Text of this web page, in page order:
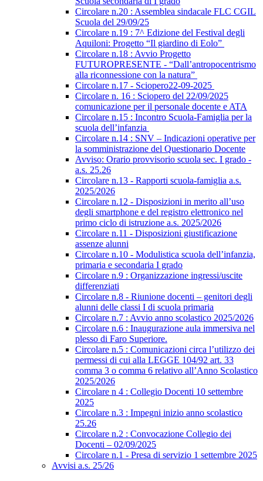
Circolare n.20 : Assemblea sindacale FLC CGIL
Scuola del 29/09/25
Circolare n.19 : 7^ Edizione del Festival degli
Aquiloni: Progetto “Il giardino di Eolo”
Circolare n.18 : Avvio Progetto
FUTUROPRESENTE - “Dall’antropocentrismo
alla riconnessione con la natura”
Circolare n.17 - Sciopero22-09-2025
Circolare n. 16 : Sciopero del 22/09/2025
comunicazione per il personale docente e ATA
Circolare n.15 : Incontro Scuola-Famiglia per la
scuola dell’infanzia
Circolare n.14 : SNV – Indicazioni operative per
la somministrazione del Questionario Docente
Avviso: Orario provvisorio scuola sec. I grado -
a.s. 25.26
Circolare n.13 - Rapporti scuola-famiglia a.s.
2025/2026
Circolare n.12 - Disposizioni in merito all’uso
degli smartphone e del registro elettronico nel
primo ciclo di istruzione a.s. 2025/2026
Circolare n.11 - Disposizioni giustificazione
assenze alunni
Circolare n.10 - Modulistica scuola dell’infanzia,
primaria e secondaria I grado
Circolare n.9 : Organizzazione ingressi/uscite
differenziati
Circolare n.8 - Riunione docenti – genitori degli
alunni delle classi I di scuola primaria
Circolare n.7 : Avvio anno scolastico 2025/2026
Circolare n.6 : Inaugurazione aula immersiva nel
plesso di Faro Superiore.
Circolare n.5 : Comunicazioni circa l’utilizzo dei
permessi di cui alla LEGGE 104/92 art. 33
comma 3 o comma 6 relativo all’Anno Scolastico
2025/2026
Circolare n 4 : Collegio Docenti 10 settembre
2025
Circolare n.3 : Impegni inizio anno scolastico
25.26
Circolare n.2 : Convocazione Collegio dei
Docenti – 02/09/2025
Circolare n.1 - Presa di servizio 1 settembre 2025
Avvisi a.s. 25/26